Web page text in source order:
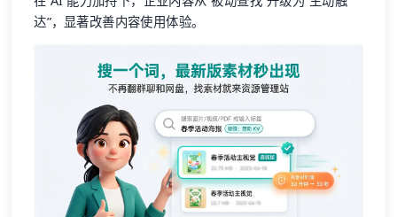
达”，显著改善内容使用体验。